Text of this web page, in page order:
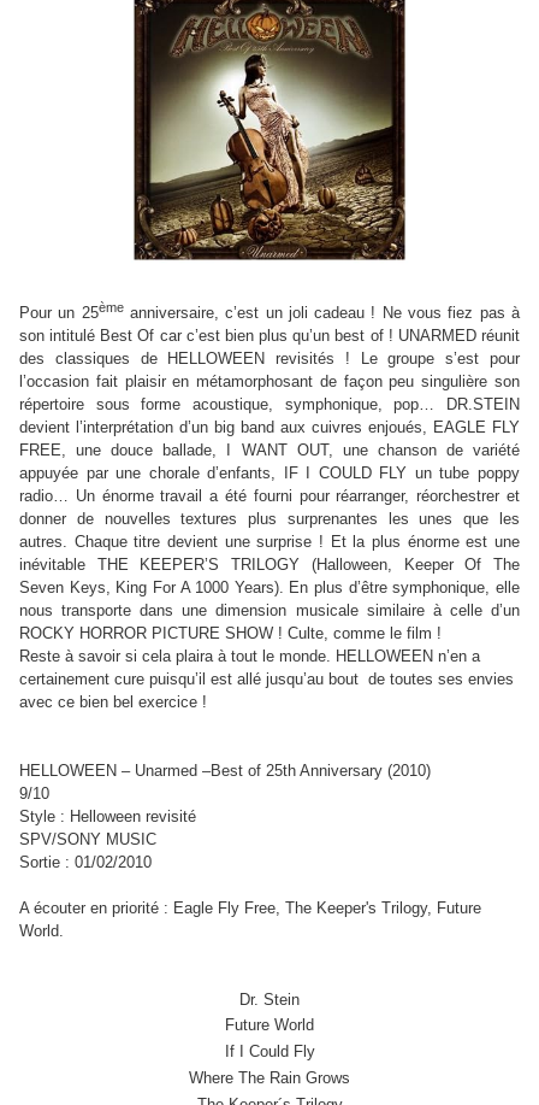
Pour un 25èmeanniversaire, c’est un joli cadeau ! Ne vous fiez pas à
son intitulé Best Of car c’est bien plus qu’un best of ! UNARMED réunit
des classiques de HELLOWEEN revisités ! Le groupe s’est pour
l’occasion fait plaisir en métamorphosant de façon peu singulière son
répertoire sous forme acoustique, symphonique, pop… DR.STEIN
devient l’interprétation d’un big band aux cuivres enjoués, EAGLE FLY
FREE, une douce ballade, I WANT OUT, une chanson de variété
appuyée par une chorale d’enfants, IF I COULD FLY un tube poppy
radio… Un énorme travail a été fourni pour réarranger, réorchestrer et
donner de nouvelles textures plus surprenantes les unes que les
autres. Chaque titre devient une surprise ! Et la plus énorme est une
inévitable THE KEEPER’S TRILOGY (Halloween, Keeper Of The
Seven Keys, King For A 1000 Years). En plus d’être symphonique, elle
nous transporte dans une dimension musicale similaire à celle d’un
ROCKY HORROR PICTURE SHOW ! Culte, comme le film !
Reste à savoir si cela plaira à tout le monde. HELLOWEEN n’en a
certainement cure puisqu’il est allé jusqu’au bout de toutes ses envies
avec ce bien bel exercice !
HELLOWEEN – Unarmed –Best of 25th Anniversary (2010)
9/10
Style : Helloween revisité
SPV/SONY MUSIC
Sortie : 01/02/2010
A écouter en priorité : Eagle Fly Free, The Keeper's Trilogy, Future
World.
Dr. Stein
Future World
If I Could Fly
Where The Rain Grows